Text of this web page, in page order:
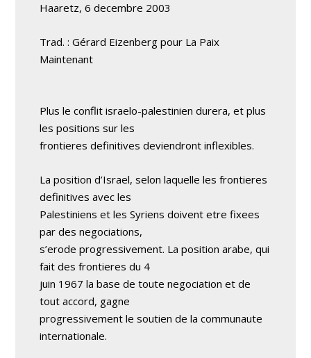
Haaretz, 6 decembre 2003
Trad. : Gérard Eizenberg pour La Paix
Maintenant
Plus le conflit israelo-palestinien durera, et plus
les positions sur les
frontieres definitives deviendront inflexibles.
La position d’Israel, selon laquelle les frontieres
definitives avec les
Palestiniens et les Syriens doivent etre fixees
par des negociations,
s’erode progressivement. La position arabe, qui
fait des frontieres du 4
juin 1967 la base de toute negociation et de
tout accord, gagne
progressivement le soutien de la communaute
internationale.